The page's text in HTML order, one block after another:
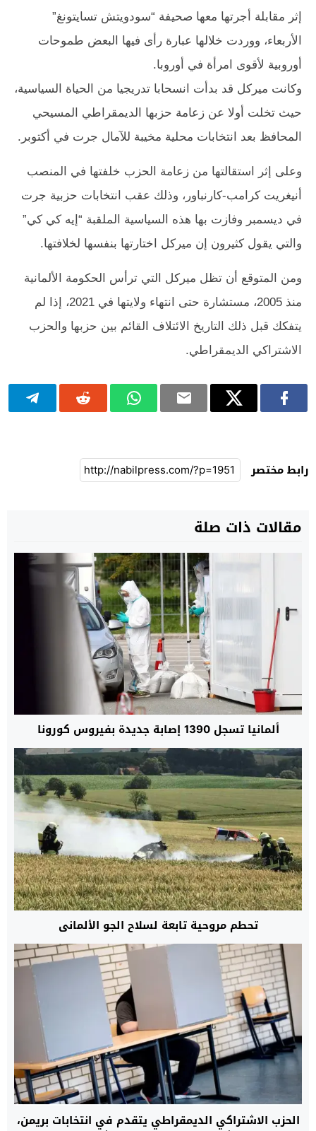
إثر مقابلة أجرتها معها صحيفة “سودويتش تسايتونغ”
الأربعاء، ووردت خلالها عبارة رأى فيها البعض طموحات
أوروبية لأقوى امرأة في أوروبا.
وكانت ميركل قد بدأت انسحابا تدريجيا من الحياة السياسية،
حيث تخلت أولا عن زعامة حزبها الديمقراطي المسيحي
المحافظ بعد انتخابات محلية مخيبة للآمال جرت في أكتوبر.
وعلى إثر استقالتها من زعامة الحزب خلفتها في المنصب
أنيغريت كرامب-كارنباور، وذلك عقب انتخابات حزبية جرت
في ديسمبر وفازت بها هذه السياسية الملقبة “إيه كي كي”
والتي يقول كثيرون إن ميركل اختارتها بنفسها لخلافتها.
ومن المتوقع أن تظل ميركل التي ترأس الحكومة الألمانية
منذ 2005، مستشارة حتى انتهاء ولايتها في 2021، إذا لم
يتفكك قبل ذلك التاريخ الائتلاف القائم بين حزبها والحزب
الاشتراكي الديمقراطي.
رابط مختصر
مقالات ذات صلة
ألمانيا تسجل 1390 إصابة جديدة بفيروس كورونا
تحطم مروحية تابعة لسلاح الجو الألماني
الحزب الاشتراكي الديمقراطي يتقدم في انتخابات بريمن،